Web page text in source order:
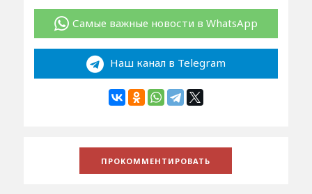
Самые важные новости в WhatsApp
Наш канал в Telegram